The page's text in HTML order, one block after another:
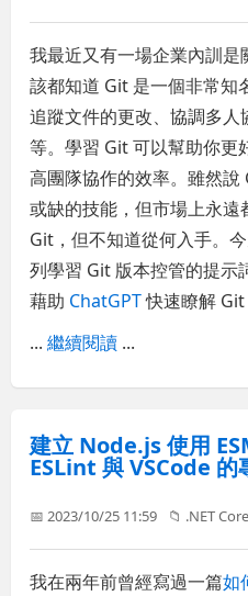
我最近又有一場企業內訓
該都知道 Git 是一個非常知
追蹤文件的更改、協調多
等。學習 Git 可以幫助你更
高團隊協作的效率。雖然
或缺的技能，但市場上永
Git，但不知道從何入手。
列學習 Git 版本控管的提
藉助 ChatGPT快速瞭解 Git
...繼續閱讀 ...
建立 Node.js 使用
ESLint 與 VSCode 的
📅 2023/10/25 11:59 📁 .NET Core
我在兩年前曾經寫過一篇如